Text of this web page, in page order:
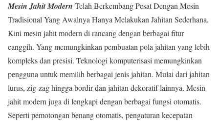
Mesin Jahit Modern Telah Berkembang Pesat Dengan Mesin
Tradisional Yang Awalnya Hanya Melakukan Jahitan Sederhana.
Kini mesin jahit modern di rancang dengan berbagai fitur
canggih. Yang memungkinkan pembuatan pola jahitan yang lebih
kompleks dan presisi. Teknologi komputerisasi memungkinkan
pengguna untuk memilih berbagai jenis jahitan. Mulai dari jahitan
lurus, zig-zag hingga bordir dan jahitan dekoratif lainnya. Mesin
jahit modern juga di lengkapi dengan berbagai fungsi otomatis.
Seperti pemotongan benang otomatis, pengaturan kecepatan